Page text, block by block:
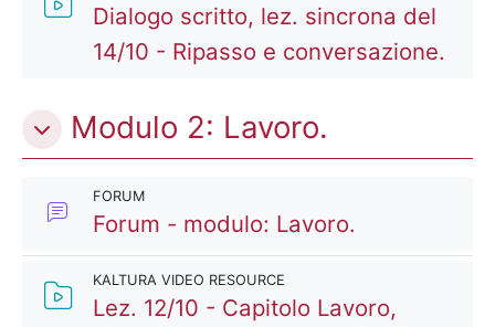
Dialogo scritto, lez. sincrona del
14/10 - Ripasso e conversazione.
Modulo 2: Lavoro.
FORUM
Forum - modulo: Lavoro.
KALTURA VIDEO RESOURCE
Lez. 12/10 - Capitolo Lavoro,